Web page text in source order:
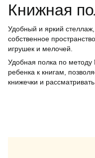
Книжная
Удобный и яркий
собственное
игрушек и мелочей.
Удобная полка по методу
ребенка к книгам,
книжечки и рассматривать